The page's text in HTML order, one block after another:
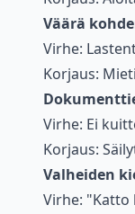
Väärä
Virhe:
Korjaus:
Virhe: Ei
Korjaus:
Valheiden
Virhe: